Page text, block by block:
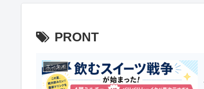
PRONT
エンタメ